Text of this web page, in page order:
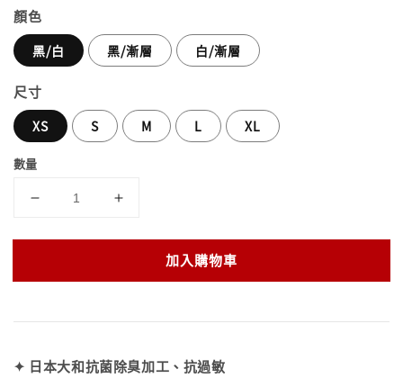
顏色
黑/白 黑/漸層 白/漸層
尺寸
XS S M L XL
數量
加入購物車
✦ 日本大和抗菌除臭加工、抗過敏